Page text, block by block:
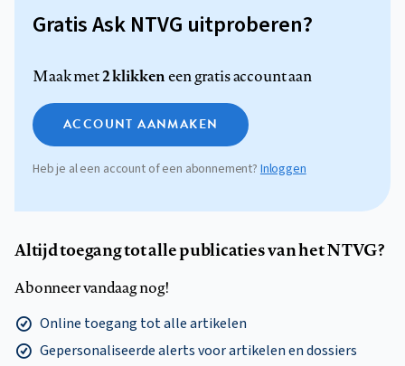
Gratis Ask NTVG uitproberen?
Maak met2 klikkeneen gratis account aan
ACCOUNT AANMAKEN
Heb je al een account of een abonnement? Inloggen
Altijd toegang tot alle publicaties van het NTVG?
Abonneer vandaag nog!
Online toegang tot alle artikelen
Gepersonaliseerde alerts voor artikelen en dossiers